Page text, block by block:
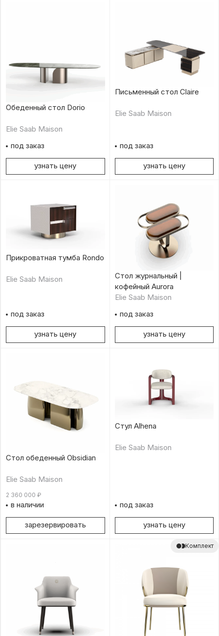
Обеденный стол Dorio
Elie Saab Maison
под заказ
узнать цену
Письменный стол Claire
Elie Saab Maison
под заказ
узнать цену
Прикроватная тумба Rondo
Elie Saab Maison
под заказ
узнать цену
Стол журнальный |
кофейный Aurora
Elie Saab Maison
под заказ
узнать цену
Стол обеденный Obsidian
Elie Saab Maison
2 360 000 ₽
в наличии
зарезервировать
Стул Alhena
Elie Saab Maison
под заказ
узнать цену
Комплект